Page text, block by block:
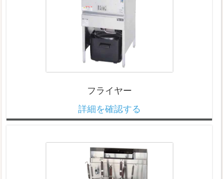
フライヤー
詳細を確認する